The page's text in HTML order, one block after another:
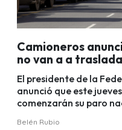
Camioneros
no van a a
El presidente de la
anunció que este
comenzarán su paro
Belén Rubio